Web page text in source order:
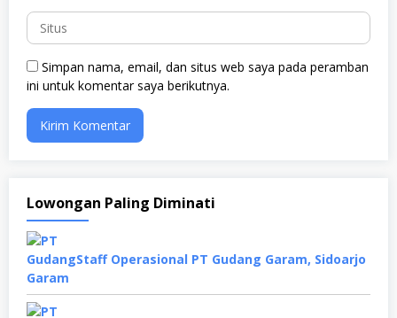
Simpan nama, email, dan situs web saya pada peramban
ini untuk komentar saya berikutnya.
Lowongan Paling Diminati
Staff Operasional PT Gudang Garam, Sidoarjo